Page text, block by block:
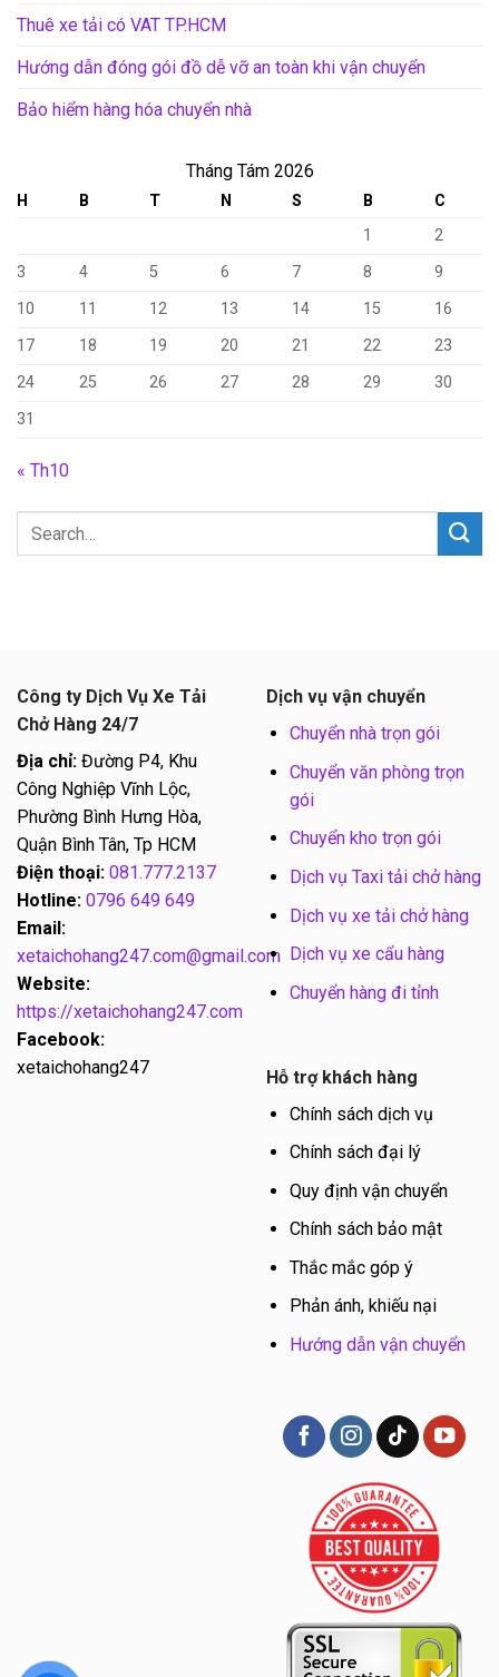
Thuê xe tải có VAT TP.HCM
Hướng dẫn đóng gói đồ dễ vỡ an toàn khi vận chuyển
Bảo hiểm hàng hóa chuyển nhà
Tháng Tám 2026
H B T N S B
C
1
2
3
4 5 6 7 8
9
10
11 12 13 14 15
16
17
18 19 20 21 22
23
24
25 26 27 28 29
30
31
« Th10
Công ty Dịch Vụ Xe Tải
Chở Hàng 24/7
Địa chỉ: Đường P4, Khu
Công Nghiệp Vĩnh Lộc,
Phường Bình Hưng Hòa,
Quận Bình Tân, Tp HCM
Điện thoại: 081.777.2137
Hotline: 0796 649 649
Email:
xetaichohang247.com@gmail.com
Website:
https://xetaichohang247.com
Facebook:
xetaichohang247
Dịch vụ vận chuyển
Chuyển nhà trọn gói
Chuyển văn phòng trọn
gói
Chuyển kho trọn gói
Dịch vụ Taxi tải chở hàng
Dịch vụ xe tải chở hàng
Dịch vụ xe cẩu hàng
Chuyển hàng đi tỉnh
Hỗ trợ khách hàng
Chính sách dịch vụ
Chính sách đại lý
Quy định vận chuyển
Chính sách bảo mật
Thắc mắc góp ý
Phản ánh, khiếu nại
Hướng dẫn vận chuyển